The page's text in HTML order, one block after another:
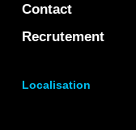
Contact
Recrutement
Localisation